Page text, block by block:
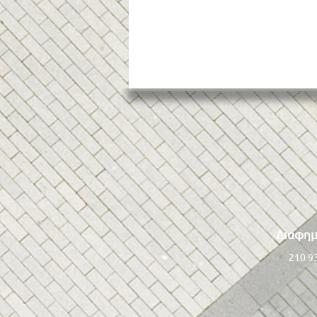
Αθηναϊκή Ριβιέρα: Εκτός
ορόσημων του Ταμείου
Ανάκαμψης ο παραλιακός
πεζόδρομος –
ποδηλατόδρομος
210